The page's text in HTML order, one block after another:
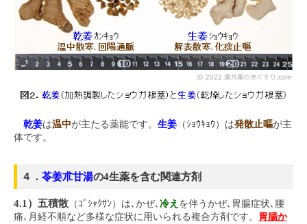
乾姜は温中が主たる薬能です。 生姜 （ｼｮｳｷｮｳ）は発散止嘔が主
体です。
４． 苓姜朮甘湯の4生薬を含む関連方剤
4.1）五積散 （ｺﾞｼｬｸｻﾝ）は､かぜ､ 冷え を伴うかぜ､胃腸症状､腰
痛､月経不順など多様な症状に用いられる複合方剤です。
胃腸か